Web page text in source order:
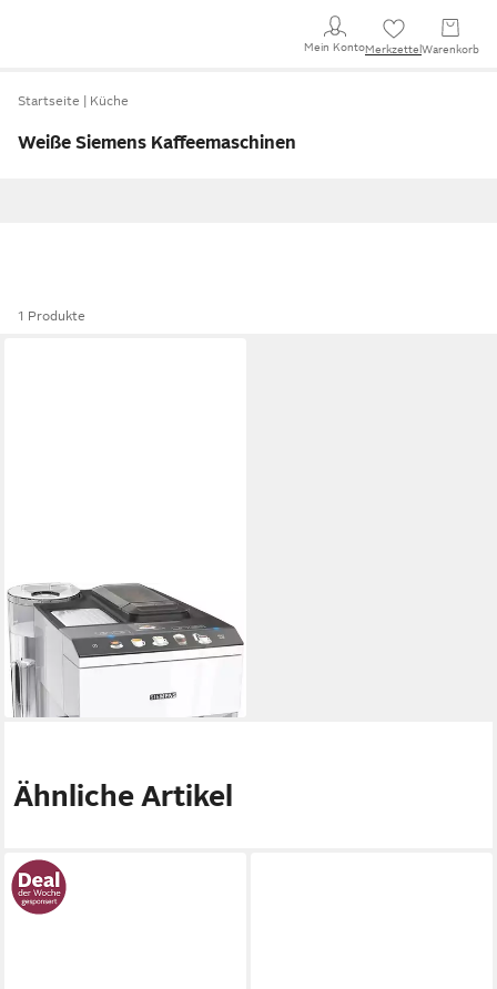
Mein KontoMerkzettel Warenkorb
Startseite Küche
Weiße Siemens Kaffeemaschinen
1 Produkte
SIEMENS
Kaffeevollautomat
1.599,00 €
46,42 €
mtl. in 48 Raten
lieferbar - in 6-7 Werktagen bei dir
Ähnliche Artikel